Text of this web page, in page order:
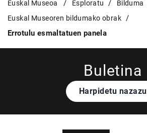
Euskal Museoa Esploratu
Bilduma
Euskal Museoren bildumako obrak
Errotulu esmaltatuen panela
Buletina
Harpidetu nazazu